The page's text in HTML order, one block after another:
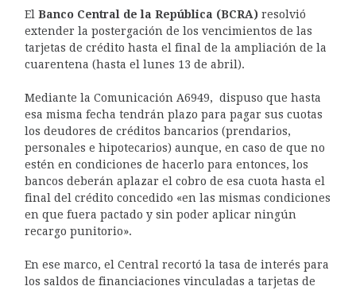
El Banco Central de la República (BCRA) resolvió
extender la postergación de los vencimientos de las
tarjetas de crédito hasta el final de la ampliación de la
cuarentena (hasta el lunes 13 de abril).
Mediante la Comunicación A6949, dispuso que hasta
esa misma fecha tendrán plazo para pagar sus cuotas
los deudores de créditos bancarios (prendarios,
personales e hipotecarios) aunque, en caso de que no
estén en condiciones de hacerlo para entonces, los
bancos deberán aplazar el cobro de esa cuota hasta el
final del crédito concedido «en las mismas condiciones
en que fuera pactado y sin poder aplicar ningún
recargo punitorio».
En ese marco, el Central recortó la tasa de interés para
los saldos de financiaciones vinculadas a tarjetas de